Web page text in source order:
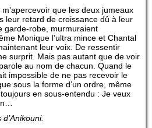
que les deux jumeaux
leur retard de croissance dû à leur
garde-robe, murmuraient
Monique l’ultra mince et Chantal
leur voix. De ressentir
surprit. Mais pas autant que de voir
au nom de chacun. Quand le
impossible de ne pas recevoir le
sous la forme d’un ordre, même
en sous-entendu : Je veux